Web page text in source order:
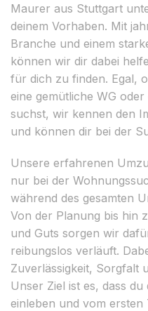
Maurer aus Stuttgart
deinem Vorhaben. Mit
Branche und einem
können wir dir dabei
für dich zu finden. Egal,
eine gemütliche WG
suchst, wir kennen den
und können dir bei der
Unsere erfahrenen
nur bei der
während des gesamten
Von der Planung bis hin
und Guts sorgen wir
reibungslos verläuft.
Zuverlässigkeit, Sorgfalt
Unser Ziel ist es, dass
einleben und vom ersten